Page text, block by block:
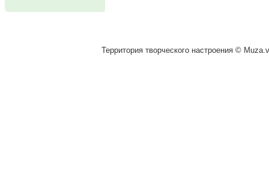
Территория творческого настроения ©